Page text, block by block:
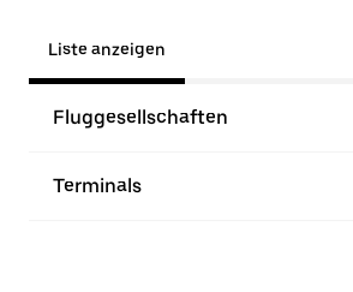
Liste anzeigen
Fluggesellschaften
Terminals